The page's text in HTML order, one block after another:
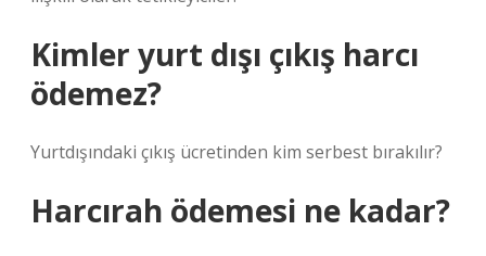
Kimler yurt dışı çıkış harcı
ödemez?
Yurtdışındaki çıkış ücretinden kim serbest bırakılır?
Harcırah ödemesi ne kadar?